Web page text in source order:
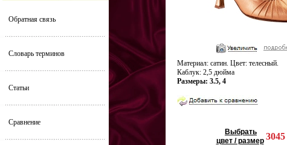
Обратная связь
Словарь терминов
Статьи
Сравнение
Материал: сатин. Цвет: телесный.
Каблук: 2,5 дюйма
Размеры: 3.5, 4
Выбрать
цвет / размер 3045